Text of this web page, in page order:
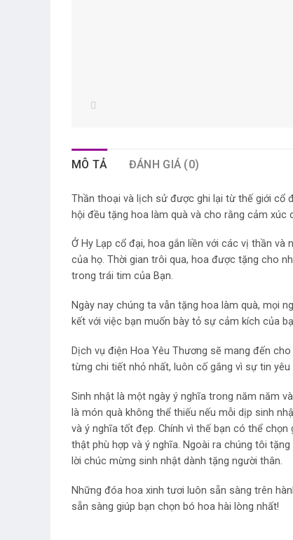
MÔ TẢ ĐÁNH GIÁ (0)
Thần thoại và lịch sử được ghi lại từ thế giới cổ
hội đều tặng hoa làm quà và cho rằng cảm
Ở Hy Lạp cổ đại, hoa gắn liền với các vị thần
của họ. Thời gian trôi qua, hoa được tặng cho
trong trái tim của Bạn.
Ngày nay chúng ta vẫn tặng hoa làm quà, mọi
kết với việc bạn muốn bày tỏ sự cảm kích của
Dịch vụ điện Hoa Yêu Thương sẽ mang đến
từng chi tiết nhỏ nhất, luôn cố gắng vì sự tin yêu
Sinh nhật là một ngày ý nghĩa trong năm năm
là món quà không thể thiếu nếu mỗi dịp sinh
và ý nghĩa tốt đẹp. Chính vì thế bạn có thể
thật phù hợp và ý nghĩa. Ngoài ra chúng tôi
lời chúc mừng sinh nhật dành tặng người thân.
Những đóa hoa xinh tươi luôn sẵn sàng trên
sẵn sàng giúp bạn chọn bó hoa hài lòng nhất!